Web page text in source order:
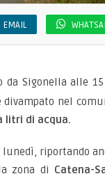
EMAIL
da Sigonella alle
nel
litri di acqua.
lunedì, riportando
zona di Catena-